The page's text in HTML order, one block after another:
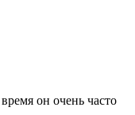
он очень часто